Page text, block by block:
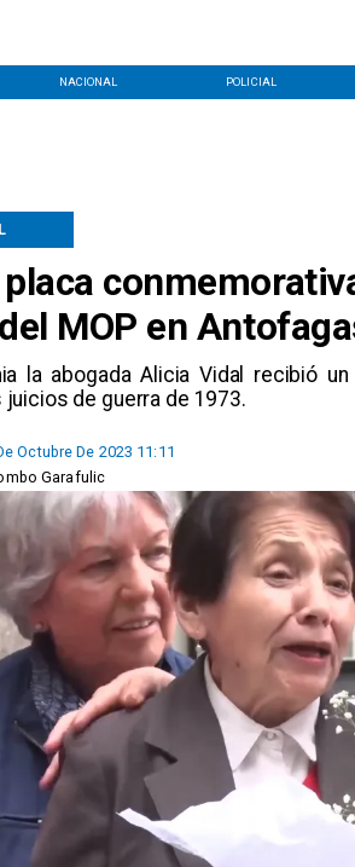
NACIONAL POLICIAL
MOP en
la abogada Alicia Vidal recibió
de guerra de 1973.
Octubre De 2023 11:11
Garafulic